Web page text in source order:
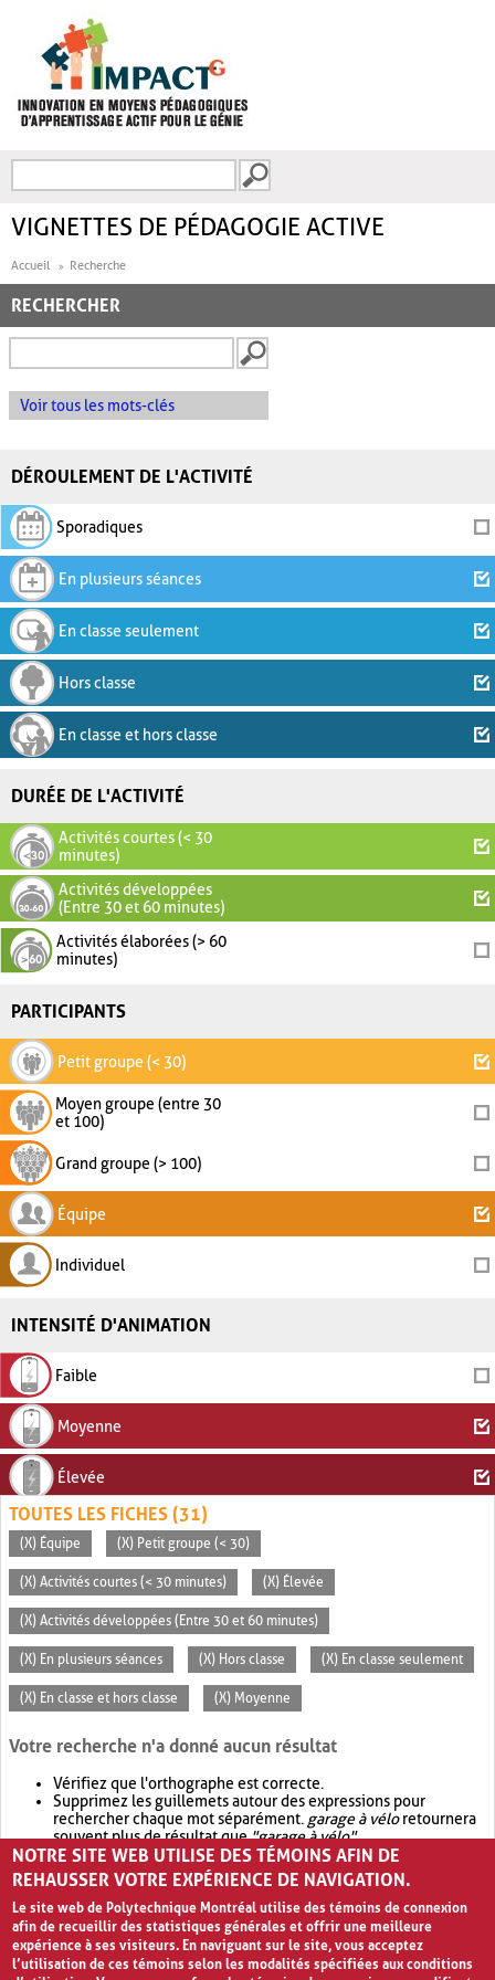
FORMULAIRE DE
VIGNETTES DE PÉDAGOGIE ACTIVE
Accueil Recherche
RECHERCHER
Voir tous les mots-clés
DÉROULEMENT DE L'ACTIVITÉ
Sporadiques
En plusieurs séances
En classe seulement
Hors classe
En classe et hors classe
DURÉE DE L'ACTIVITÉ
Activités courtes (< 30
minutes)
Activités développées
(Entre 30 et 60 minutes)
Activités élaborées (> 60
minutes)
PARTICIPANTS
Petit groupe (< 30)
Moyen groupe (entre 30
et 100)
Grand groupe (> 100)
Équipe
Individuel
INTENSITÉ D'ANIMATION
Faible
Moyenne
Élevée
TOUTES LES FICHES (31)
(X) Équipe (X) Petit groupe (< 30)
(X) Activités courtes (< 30 minutes) (X) Élevée
(X) Activités développées (Entre 30 et 60 minutes)
(X) En plusieurs séances (X) Hors classe (X) En classe seulement
(X) En classe et hors classe (X) Moyenne
Votre recherche n'a donné aucun résultat
Vérifiez que l'orthographe est correcte.
Supprimez les guillemets autour des expressions pour
rechercher chaque mot séparément. garage à véloretournera
souvent plus de résultat que"garage à vélo".
Envisagez d'élargir votre recherche avec OR.garage OR vélo
retournera souvent plus de résultat quegarage à vélo
NOTRE SITE WEB UTILISE DES TÉMOINS AFIN DE
REHAUSSER VOTRE EXPÉRIENCE DE NAVIGATION.
Le site web de Polytechnique Montréal utilise des témoins de connexion
afin de recueillir des statistiques générales et offrir une meilleure
expérience à ses visiteurs. En naviguant sur le site, vous acceptez
l’utilisation de ces témoins selon les modalités spécifiées aux conditions